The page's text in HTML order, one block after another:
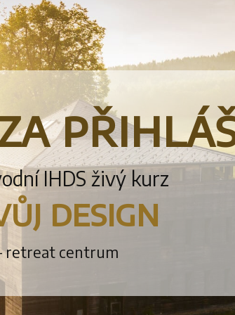
IHDS živý kurz
design
retreat centrum